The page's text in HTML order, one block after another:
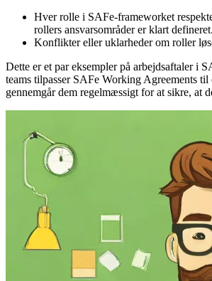
Hver rolle i SAFe-frameworket
rollers ansvarsområder er klart defineret.
Konflikter eller uklarheder om roller
Dette er et par eksempler på arbejdsaftaler i
teams tilpasser SAFe Working Agreements til
gennemgår dem regelmæssigt for at sikre, at